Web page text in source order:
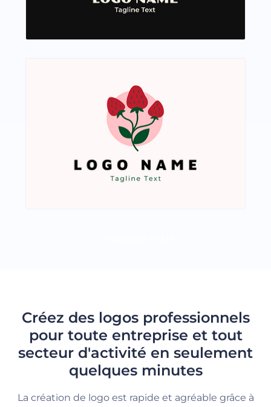
Créez des logos professionnels
pour toute entreprise et tout
secteur d'activité en seulement
quelques minutes
La création de logo est rapide et agréable grâce à